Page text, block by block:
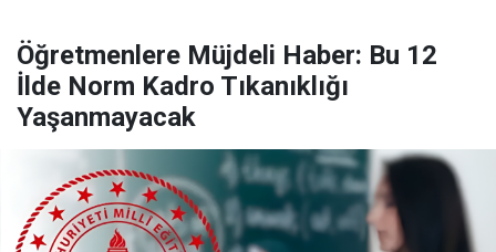
Öğretmenlere Müjdeli Haber: Bu 12
İlde Norm Kadro Tıkanıklığı
Yaşanmayacak